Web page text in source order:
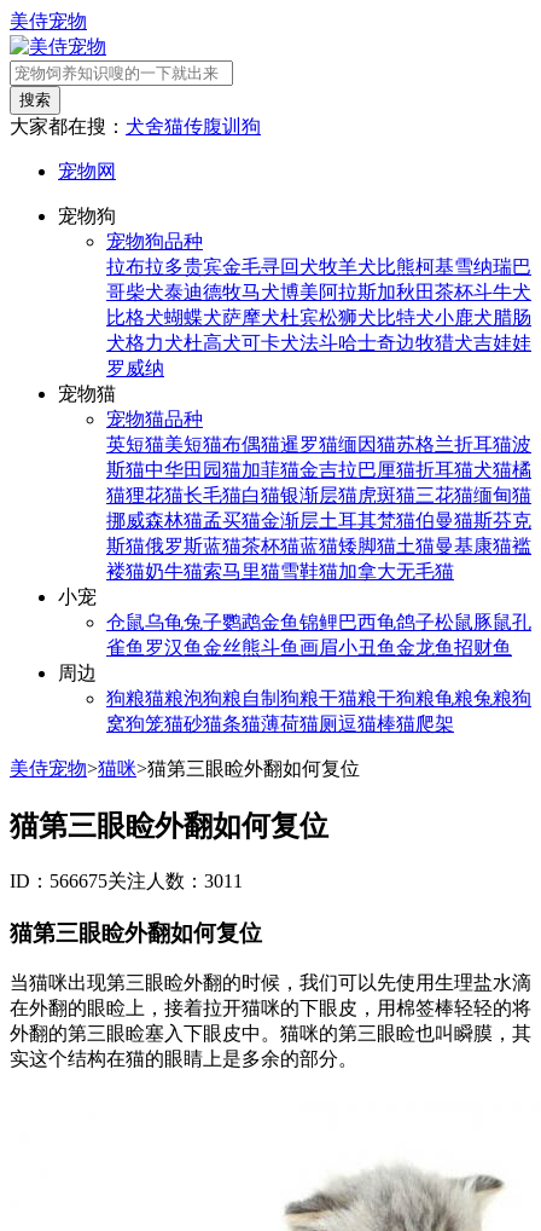
美侍宠物
搜索
大家都在搜： 犬舍猫传腹训狗
宠物网
宠物狗
宠物狗品种
拉布拉多贵宾金毛寻回犬牧羊犬比熊柯基雪纳瑞巴
哥柴犬泰迪德牧马犬博美阿拉斯加秋田茶杯斗牛犬
比格犬蝴蝶犬萨摩犬杜宾松狮犬比特犬小鹿犬腊肠
犬格力犬杜高犬可卡犬法斗哈士奇边牧猎犬吉娃娃
罗威纳
宠物猫
宠物猫品种
英短猫美短猫布偶猫暹罗猫缅因猫苏格兰折耳猫波
斯猫中华田园猫加菲猫金吉拉巴厘猫折耳猫犬猫橘
猫狸花猫长毛猫白猫银渐层猫虎斑猫三花猫缅甸猫
挪威森林猫孟买猫金渐层土耳其梵猫伯曼猫斯芬克
斯猫俄罗斯蓝猫茶杯猫蓝猫矮脚猫土猫曼基康猫褴
褛猫奶牛猫索马里猫雪鞋猫加拿大无毛猫
小宠
仓鼠乌龟兔子鹦鹉金鱼锦鲤巴西龟鸽子松鼠豚鼠孔
雀鱼 罗汉鱼金丝熊斗鱼画眉小丑鱼金龙鱼招财鱼
周边
狗粮猫粮泡狗粮自制狗粮干猫粮干狗粮龟粮兔粮狗
窝狗笼猫砂猫条猫薄荷猫厕逗猫棒猫爬架
美侍宠物>猫咪>猫第三眼睑外翻如何复位
猫第三眼睑外翻如何复位
ID：566675关注人数：3011
猫第三眼睑外翻如何复位
当猫咪出现第三眼睑外翻的时候，我们可以先使用生理盐水滴
在外翻的眼睑上，接着拉开猫咪的下眼皮，用棉签棒轻轻的将
外翻的第三眼睑塞入下眼皮中。猫咪的第三眼睑也叫瞬膜，其
实这个结构在猫的眼睛上是多余的部分。